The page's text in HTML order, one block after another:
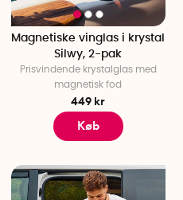
Magnetiske vinglas i krystal
Silwy, 2-pak
Prisvindende krystalglas med
magnetisk fod
449 kr
Køb